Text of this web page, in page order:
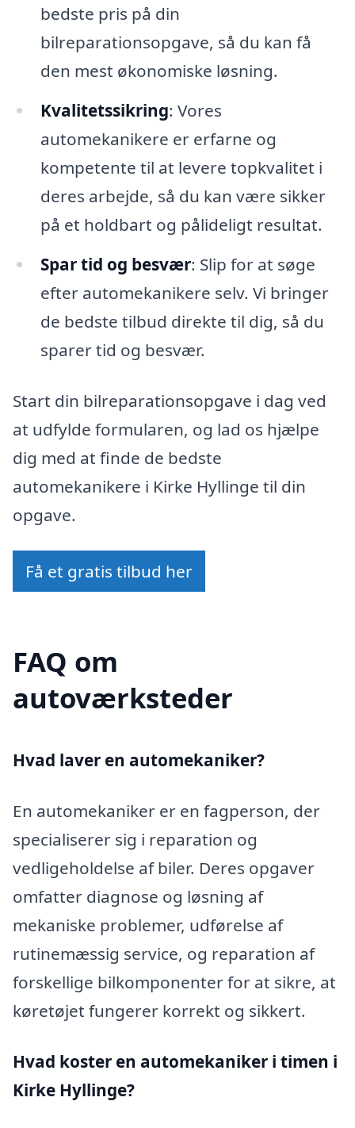
bedste pris på din
bilreparationsopgave, så du kan få
den mest økonomiske løsning.
Kvalitetssikring: Vores
automekanikere er erfarne og
kompetente til at levere topkvalitet i
deres arbejde, så du kan være sikker
på et holdbart og pålideligt resultat.
Spar tid og besvær: Slip for at søge
efter automekanikere selv. Vi bringer
de bedste tilbud direkte til dig, så du
sparer tid og besvær.
Start din bilreparationsopgave i dag ved
at udfylde formularen, og lad os hjælpe
dig med at finde de bedste
automekanikere i Kirke Hyllinge til din
opgave.
Få et gratis tilbud her
FAQ om
autoværksteder
Hvad laver en automekaniker?
En automekaniker er en fagperson, der
specialiserer sig i reparation og
vedligeholdelse af biler. Deres opgaver
omfatter diagnose og løsning af
mekaniske problemer, udførelse af
rutinemæssig service, og reparation af
forskellige bilkomponenter for at sikre, at
køretøjet fungerer korrekt og sikkert.
Hvad koster en automekaniker i timen i
Kirke Hyllinge?